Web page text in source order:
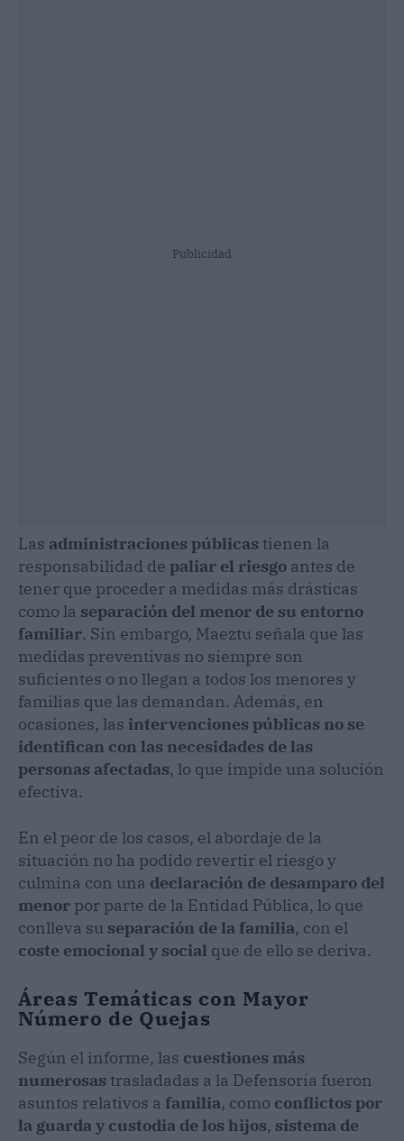
Publicidad
Las administraciones públicas tienen la
responsabilidad de paliar el riesgo antes de
tener que proceder a medidas más drásticas
como la separación del menor de su entorno
familiar. Sin embargo, Maeztu señala que las
medidas preventivas no siempre son
suficientes o no llegan a todos los menores y
familias que las demandan. Además, en
ocasiones, las intervenciones públicas no se
identifican con las necesidades de las
personas afectadas, lo que impide una solución
efectiva.
En el peor de los casos, el abordaje de la
situación no ha podido revertir el riesgo y
culmina con una declaración de desamparo del
menor por parte de la Entidad Pública, lo que
conlleva su separación de la familia, con el
coste emocional y social que de ello se deriva.
Áreas Temáticas con Mayor
Número de Quejas
Según el informe, las cuestiones más
numerosas trasladadas a la Defensoría fueron
asuntos relativos a familia, como conflictos por
la guarda y custodia de los hijos, sistema de